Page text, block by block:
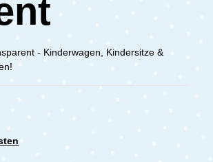
- Kinderwagen, Kindersitze &